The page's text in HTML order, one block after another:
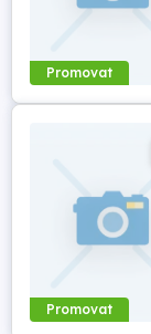
Promovat
Promovat